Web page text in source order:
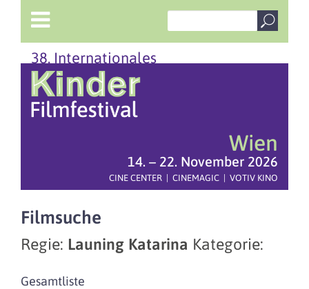
38. Internationales
Wien
14. – 22. November 2026
CINE CENTER | CINEMAGIC | VOTIV KINO
Filmsuche
Regie: Launing Katarina Kategorie:
Gesamtliste